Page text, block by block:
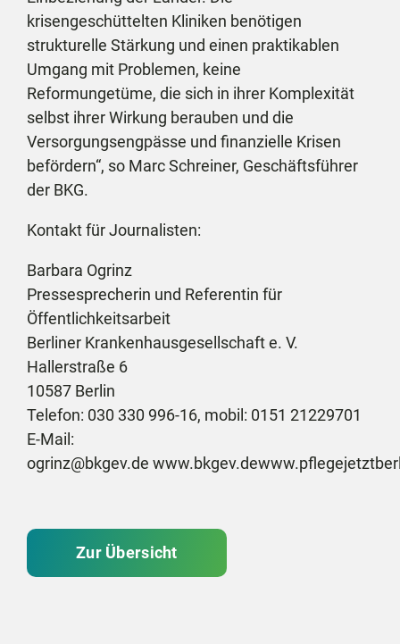
krisengeschüttelten Kliniken benötigen
strukturelle Stärkung und einen praktikablen
Umgang mit Problemen, keine
Reformungetüme, die sich in ihrer Komplexität
selbst ihrer Wirkung berauben und die
Versorgungsengpässe und finanzielle Krisen
befördern“, so Marc Schreiner, Geschäftsführer
der BKG.
Kontakt für Journalisten:
Barbara Ogrinz
Pressesprecherin und Referentin für
Öffentlichkeitsarbeit
Berliner Krankenhausgesellschaft e. V.
Hallerstraße 6
10587 Berlin
Telefon: 030 330 996-16, mobil: 0151 21229701
E-Mail:
ogrinz@bkgev.de www.bkgev.de
Zur Übersicht